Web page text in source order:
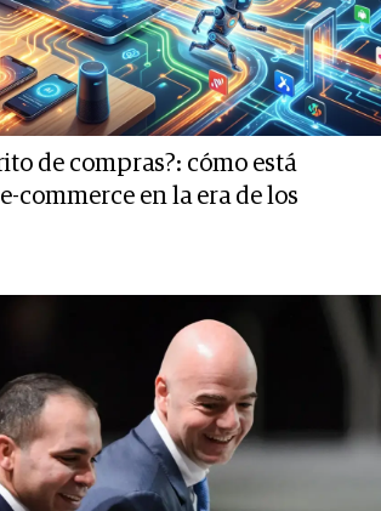
de compras?: cómo está
commerce en la era de los